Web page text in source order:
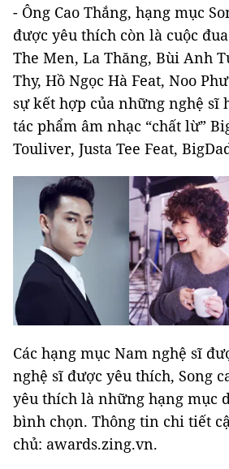
- Ông Cao Thắng, hạng mục
được yêu thích còn là cuộc
The Men, La Thăng, Bùi Anh
Thy, Hồ Ngọc Hà Feat, Noo
sự kết hợp của những nghệ sĩ
tác phẩm âm nhạc “chất lừ”
Touliver, Justa Tee Feat,
Các hạng mục Nam nghệ sĩ
nghệ sĩ được yêu thích, Song
yêu thích là những hạng mục
bình chọn. Thông tin chi tiết
chủ: awards.zing.vn.